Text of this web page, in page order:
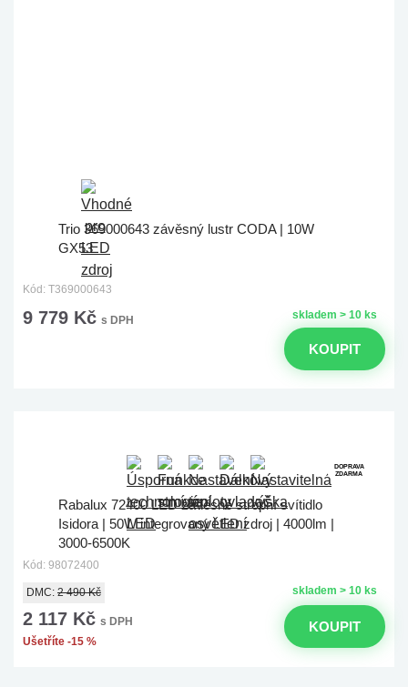
Trio 369000643 závěsný lustr CODA | 10W
GX53
Kód: T369000643
skladem > 10 ks
9 779 Kč s DPH
KOUPIT
DOPRAVA
ZDARMA
Rabalux 72400 LED závěsné stropní svítidlo
Isidora | 50W integrovaný LED zdroj | 4000lm |
3000-6500K
Kód: 98072400
skladem > 10 ks
DMC: 2 490 Kč
2 117 Kč s DPH
Ušetříte -15 %
KOUPIT